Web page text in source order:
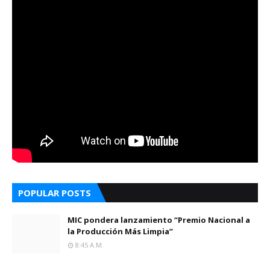
POPULAR POSTS
MIC pondera lanzamiento “Premio Nacional a
la Producción Más Limpia”
8:45 A.m.